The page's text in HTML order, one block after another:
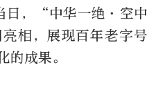
，“中华一绝·空中
相，展现百年老字号
的成果。